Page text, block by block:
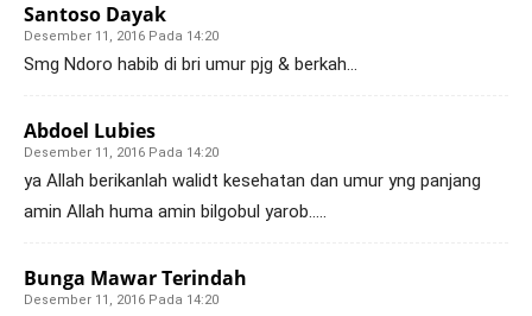
Santoso Dayak
Desember 11, 2016 Pada 14:20
Smg Ndoro habib di bri umur pjg & berkah…
Abdoel Lubies
Desember 11, 2016 Pada 14:20
ya Allah berikanlah walidt kesehatan dan umur yng panjang
amin Allah huma amin bilgobul yarob…..
Bunga Mawar Terindah
Desember 11, 2016 Pada 14:20